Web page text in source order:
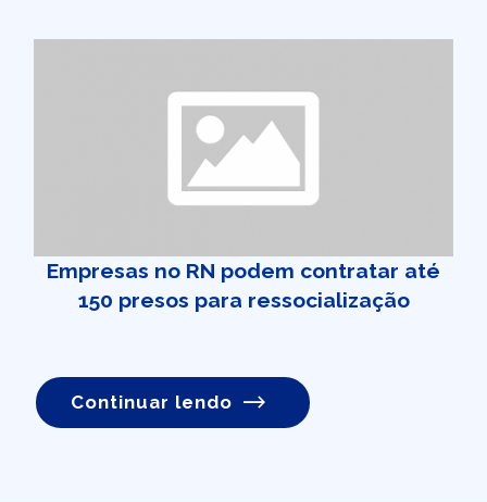
Empresas no RN podem contratar até
150 presos para ressocialização
Continuar lendo